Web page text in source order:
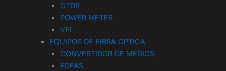
a
m
n
OTDR
POWER METER
VFL
EQUIPOS DE FIBRA OPTICA
CONVERTIDOR DE MEDIOS
EDFAS